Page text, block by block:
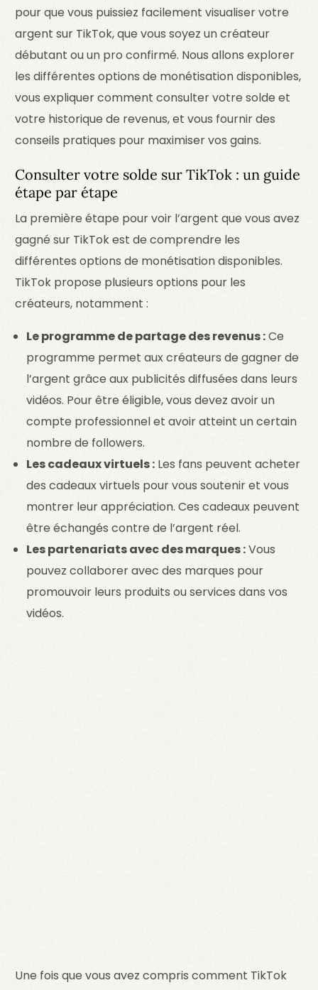
pour que vous puissiez facilement visualiser votre
argent sur TikTok, que vous soyez un créateur
débutant ou un pro confirmé. Nous allons explorer
les différentes options de monétisation disponibles,
vous expliquer comment consulter votre solde et
votre historique de revenus, et vous fournir des
conseils pratiques pour maximiser vos gains.
Consulter votre solde sur TikTok : un guide
étape par étape
La première étape pour voir l’argent que vous avez
gagné sur TikTok est de comprendre les
différentes options de monétisation disponibles.
TikTok propose plusieurs options pour les
créateurs, notamment :
Le programme de partage des revenus :Ce
programme permet aux créateurs de gagner de
l’argent grâce aux publicités diffusées dans leurs
vidéos. Pour être éligible, vous devez avoir un
compte professionnel et avoir atteint un certain
nombre de followers.
Les cadeaux virtuels : Les fans peuvent acheter
des cadeaux virtuels pour vous soutenir et vous
montrer leur appréciation. Ces cadeaux peuvent
être échangés contre de l’argent réel.
Les partenariats avec des marques :Vous
pouvez collaborer avec des marques pour
promouvoir leurs produits ou services dans vos
vidéos.
Une fois que vous avez compris comment TikTok